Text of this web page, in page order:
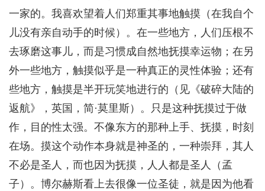
一家的。我喜欢望着人们郑重其事地触摸（在我自个
儿没有亲自动手的时候）。在一些地方，人们压根不
去琢磨这事儿，而是习惯成自然地抚摸幸运物；在另
外一些地方，触摸似乎是一种真正的灵性体验；还有
些地方，触摸是半开玩笑地进行的（见《破碎大陆的
返航》，英国，简·莫里斯）。只是这种抚摸过于做
作，目的性太强。不像东方的那种上手、抚摸，时刻
在场。摸这个动作本身就是神圣的，一种崇拜，其人
不必是圣人，而也因为抚摸，人人都是圣人（孟
子）。博尔赫斯看上去很像一位圣徒，就是因为他看